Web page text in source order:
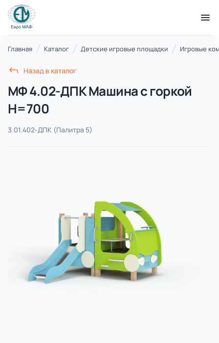
КАТАЛОГ ТОВАРОВ
21 категория
Благоустройство территорий
Комплексы для лазания
3 категории
Спорт
4 категории
Главная Каталог Детские игровые площадки Игровые
Назад в каталог
МФ 4.02-ДПК Машина с горкой
Н=700
3.01.402-ДПК (Палитра 5)